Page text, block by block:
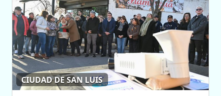
CIUDAD DE SAN LUIS